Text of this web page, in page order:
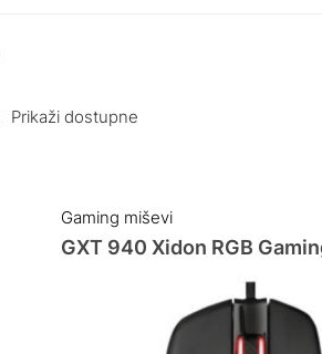
Prikaži dostupne
Gaming miševi
GXT 940 Xidon RGB